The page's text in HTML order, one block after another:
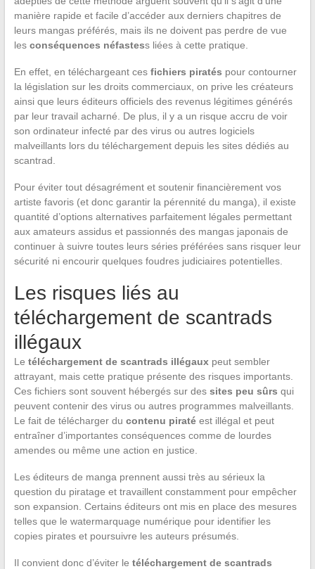
manière rapide et facile d’accéder aux derniers chapitres de
leurs mangas préférés, mais ils ne doivent pas perdre de vue
les conséquences néfastess liées à cette pratique.
En effet, en téléchargeant ces fichiers piratés pour contourner
la législation sur les droits commerciaux, on prive les créateurs
ainsi que leurs éditeurs officiels des revenus légitimes générés
par leur travail acharné. De plus, il y a un risque accru de voir
son ordinateur infecté par des virus ou autres logiciels
malveillants lors du téléchargement depuis les sites dédiés au
scantrad.
Pour éviter tout désagrément et soutenir financièrement vos
artiste favoris (et donc garantir la pérennité du manga), il existe
quantité d’options alternatives parfaitement légales permettant
aux amateurs assidus et passionnés des mangas japonais de
continuer à suivre toutes leurs séries préférées sans risquer leur
sécurité ni encourir quelques foudres judiciaires potentielles.
Les risques liés au
téléchargement de scantrads
illégaux
Le téléchargement de scantrads illégauxpeut sembler
attrayant, mais cette pratique présente des risques importants.
Ces fichiers sont souvent hébergés sur des sites peu sûrs qui
peuvent contenir des virus ou autres programmes malveillants.
Le fait de télécharger du contenu piratéest illégal et peut
entraîner d’importantes conséquences comme de lourdes
amendes ou même une action en justice.
Les éditeurs de manga prennent aussi très au sérieux la
question du piratage et travaillent constamment pour empêcher
son expansion. Certains éditeurs ont mis en place des mesures
telles que le watermarquage numérique pour identifier les
copies pirates et poursuivre les auteurs présumés.
Il convient donc d’éviter le téléchargement de scantrads